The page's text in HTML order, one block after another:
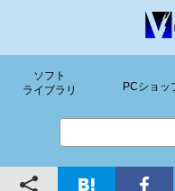
ソフト
ライブラリ
PCショッ